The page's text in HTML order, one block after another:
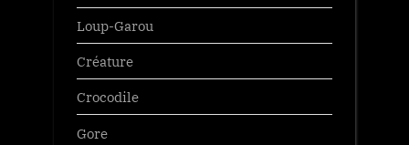
Loup-Garou
Créature
Crocodile
Gore